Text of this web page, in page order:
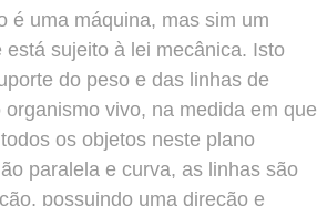
é uma máquina, mas sim um
sujeito à lei mecânica. Isto
do peso e das linhas de
vivo, na medida em que
os objetos neste plano
paralela e curva, as linhas são
possuindo uma direção e